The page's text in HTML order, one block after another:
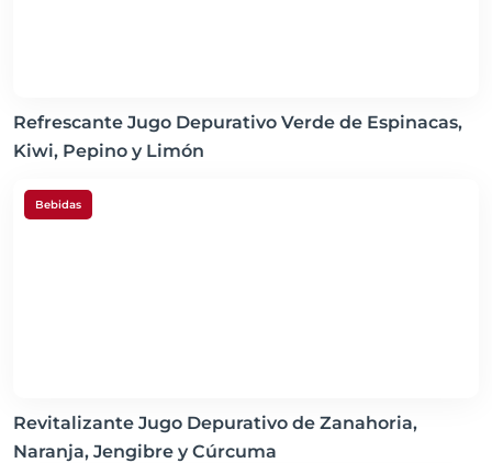
Refrescante Jugo Depurativo Verde de Espinacas,
Kiwi, Pepino y Limón
Bebidas
Revitalizante Jugo Depurativo de Zanahoria,
Naranja, Jengibre y Cúrcuma